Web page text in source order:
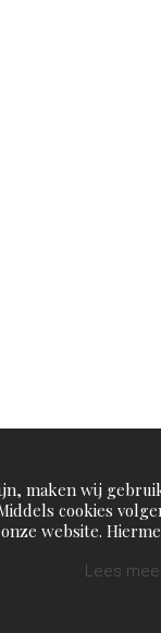
maken wij
cookies
website.
Lees